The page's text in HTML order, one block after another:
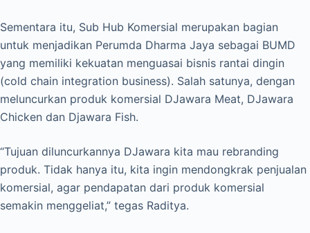
Sementara itu, Sub Hub Komersial merupakan bagian
untuk menjadikan Perumda Dharma Jaya sebagai BUMD
yang memiliki kekuatan menguasai bisnis rantai dingin
(cold chain integration business). Salah satunya, dengan
meluncurkan produk komersial DJawara Meat, DJawara
Chicken dan Djawara Fish.
“Tujuan diluncurkannya DJawara kita mau rebranding
produk. Tidak hanya itu, kita ingin mendongkrak penjualan
komersial, agar pendapatan dari produk komersial
semakin menggeliat,” tegas Raditya.